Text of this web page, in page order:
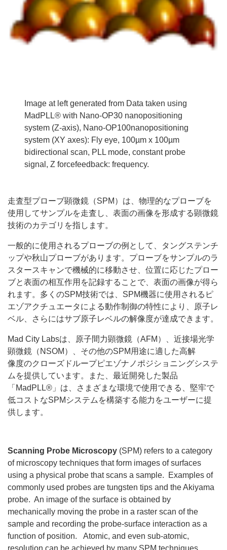
Image at left generated from Data taken using
MadPLL® with Nano-OP30 nanopositioning
system (Z-axis), Nano-OP100nanopositioning
system (XY axes): Fly eye, 100µm x 100µm
bidirectional scan, PLL mode, constant probe
signal, Z forcefeedback: frequency.
走査型プローブ顕微鏡（SPM）は、物理的なプローブを
使用してサンプルを走査し、表面の画像を形成する顕微鏡
技術のカテゴリを指します。
一般的に使用されるプローブの例として、タングステンチ
ップや秋山プローブがあります。プローブをサンプルのラ
スタースキャンで機械的に移動させ、位置に応じたプロー
ブと表面の相互作用を記録することで、表面の画像が得ら
れます。多くのSPM技術では、SPM機器に使用されるピ
エゾアクチュエータによる動作制御の特性により、原子レ
ベル、さらにはサブ原子レベルの解像度が達成できます。
Mad City Labsは、原子間力顕微鏡（AFM）、近接場光学
顕微鏡（NSOM）、その他のSPM用途に適した高解
像度のクローズドループピエゾナノポジショニングシステ
ムを提供しています。また、最近開発した製品
「MadPLL®」は、さまざまな環境で使用できる、堅牢で
低コストなSPMシステムを構築する能力をユーザーに提
供します。
Scanning Probe Microscopy (SPM) refers to a category
of microscopy techniques that form images of surfaces
using a physical probe that scans a sample. Examples of
commonly used probes are tungsten tips and the Akiyama
probe. An image of the surface is obtained by
mechanically moving the probe in a raster scan of the
sample and recording the probe-surface interaction as a
function of position. Atomic, and even sub-atomic,